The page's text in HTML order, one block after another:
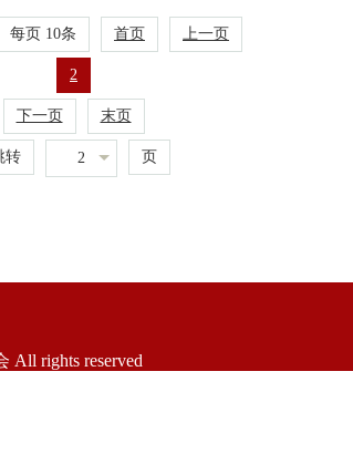
每页 10条 首页 上一页
2
下一页 末页
转 2 页
rights reserved